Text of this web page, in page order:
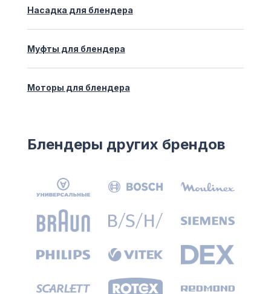
Насадка для блендера
Муфты для блендера
Моторы для блендера
Блендеры других брендов